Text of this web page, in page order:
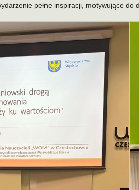
pełne inspiracji, motywujące